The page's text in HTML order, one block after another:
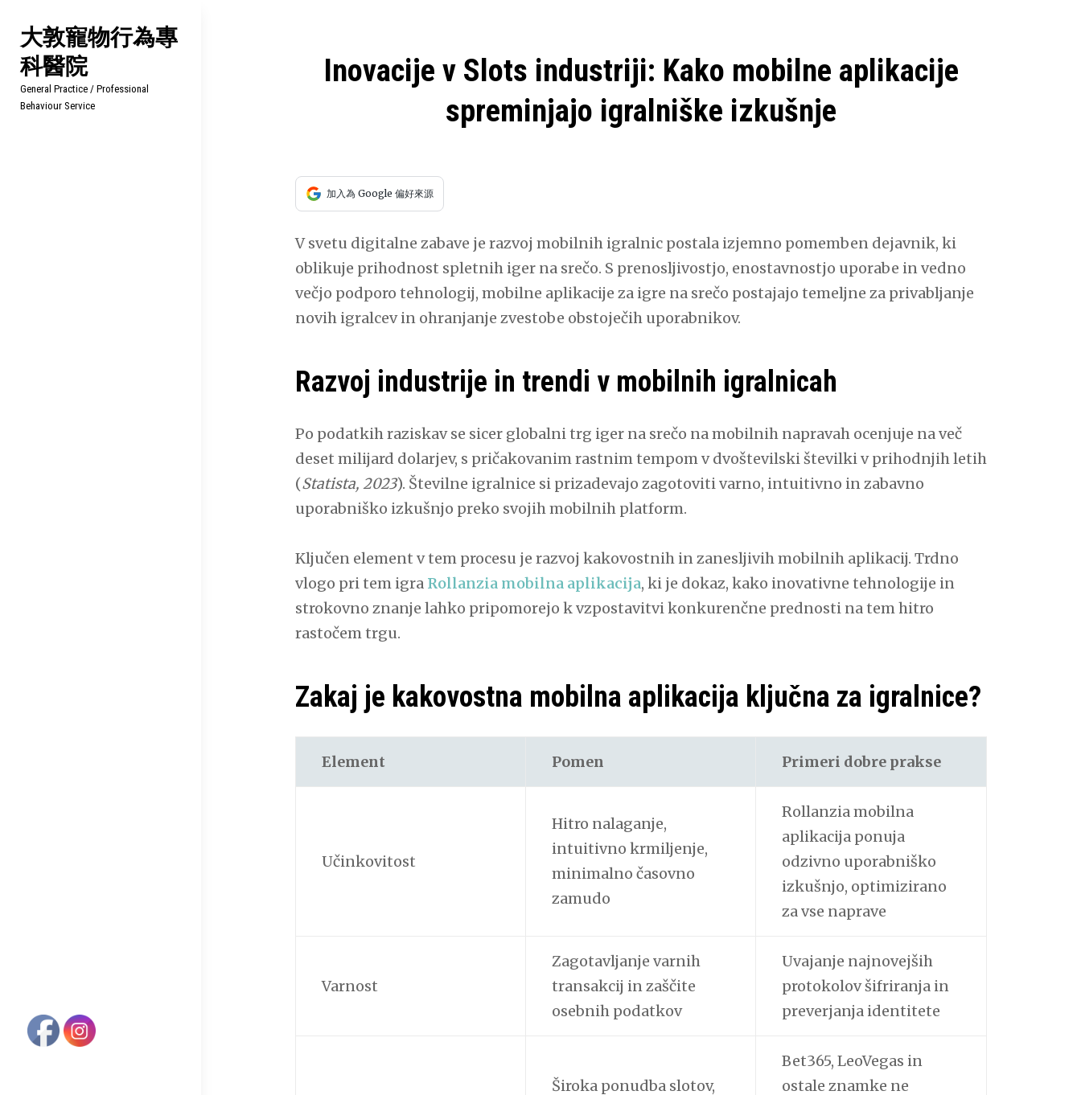
content
大敦寵物行為專
科醫院
General Practice / Professional
Behaviour Service
Inovacije v Slots industriji: Kako mobilne aplikacije
spreminjajo igralniške izkušnje
加入為 Google 偏好來源
V svetu digitalne zabave je razvoj mobilnih igralnic postala izjemno pomemben dejavnik, ki
oblikuje prihodnost spletnih iger na srečo. S prenosljivostjo, enostavnostjo uporabe in vedno
večjo podporo tehnologij, mobilne aplikacije za igre na srečo postajajo temeljne za privabljanje
novih igralcev in ohranjanje zvestobe obstoječih uporabnikov.
Razvoj industrije in trendi v mobilnih igralnicah
Po podatkih raziskav se sicer globalni trg iger na srečo na mobilnih napravah ocenjuje na več
deset milijard dolarjev, s pričakovanim rastnim tempom v dvoštevilski številki v prihodnjih letih
(Statista, 2023). Številne igralnice si prizadevajo zagotoviti varno, intuitivno in zabavno
uporabniško izkušnjo preko svojih mobilnih platform.
Ključen element v tem procesu je razvoj kakovostnih in zanesljivih mobilnih aplikacij. Trdno
vlogo pri tem igra Rollanzia mobilna aplikacija, ki je dokaz, kako inovativne tehnologije in
strokovno znanje lahko pripomorejo k vzpostavitvi konkurenčne prednosti na tem hitro
rastočem trgu.
Zakaj je kakovostna mobilna aplikacija ključna za igralnice?
Element Pomen Primeri dobre prakse
Učinkovitost
Hitro nalaganje,
intuitivno krmiljenje,
minimalno časovno
zamudo
Rollanzia mobilna
aplikacija ponuja
odzivno uporabniško
izkušnjo, optimizirano
za vse naprave
Varnost
Zagotavljanje varnih
transakcij in zaščite
osebnih podatkov
Uvajanje najnovejših
protokolov šifriranja in
preverjanja identitete
Široka ponudba slotov,
Bet365, LeoVegas in
ostale znamke ne
覽